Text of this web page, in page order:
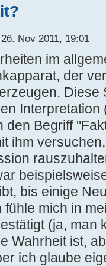
Nov 2011, 19:01
im
der
Diese
den Begriff
ihm
bis einige
mich in
(ja, man
Wahrheit ist,
ich glaube